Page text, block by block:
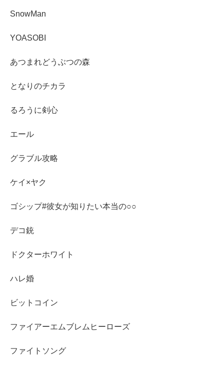
SnowMan
YOASOBI
あつまれどうぶつの森
となりのチカラ
るろうに剣心
エール
グラブル攻略
ケイ×ヤク
ゴシップ#彼女が知りたい本当の○○
デコ銃
ドクターホワイト
ハレ婚
ビットコイン
ファイアーエムブレムヒーローズ
ファイトソング